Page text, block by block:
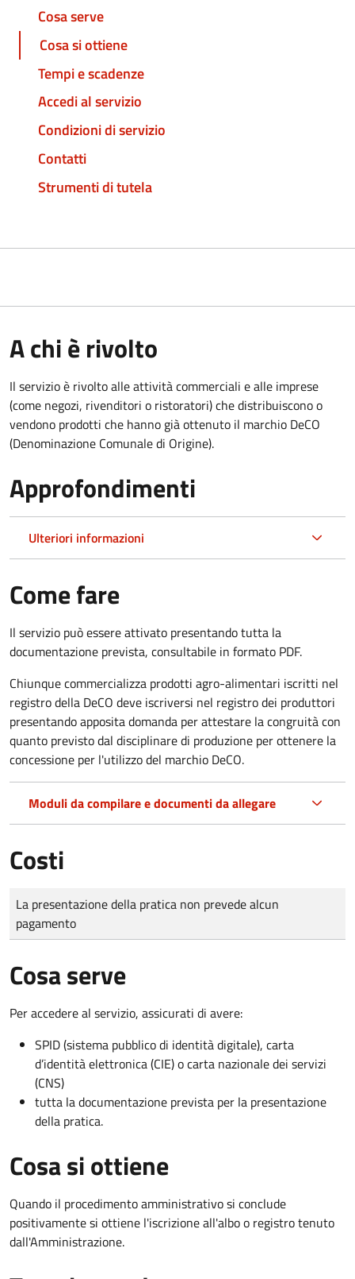
Cosa serve
Cosa si ottiene
Tempi e scadenze
Accedi al servizio
Condizioni di servizio
Contatti
Strumenti di tutela
A chi è rivolto
Il servizio è rivolto alle attività commerciali e alle imprese
(come negozi, rivenditori o ristoratori) che distribuiscono o
vendono prodotti che hanno già ottenuto il marchio DeCO
(Denominazione Comunale di Origine).
Approfondimenti
Ulteriori informazioni
Come fare
Il servizio può essere attivato presentando tutta la
documentazione prevista, consultabile in formato PDF.
Chiunque commercializza prodotti agro-alimentari iscritti nel
registro della DeCO deve iscriversi nel registro dei produttori
presentando apposita domanda per attestare la congruità con
quanto previsto dal disciplinare di produzione per ottenere la
concessione per l'utilizzo del marchio DeCO.
Moduli da compilare e documenti da allegare
Costi
Tipo di pagamento
Importo
La presentazione della pratica non prevede alcun
pagamento
Cosa serve
Per accedere al servizio, assicurati di avere:
SPID (sistema pubblico di identità digitale), carta
d’identità elettronica (CIE) o carta nazionale dei servizi
(CNS)
tutta la documentazione prevista per la presentazione
della pratica.
Cosa si ottiene
Quando il procedimento amministrativo si conclude
positivamente si ottiene l'iscrizione all'albo o registro tenuto
dall'Amministrazione.